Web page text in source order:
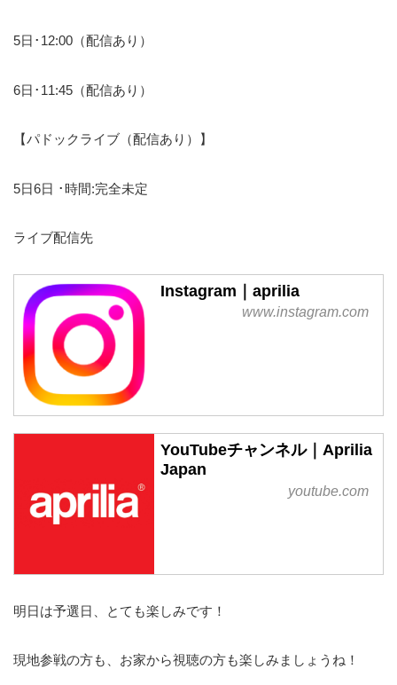
5日･12:00（配信あり）
6日･11:45（配信あり）
【パドックライブ（配信あり）】
5日6日 ･時間:完全未定
ライブ配信先
Instagram｜aprilia
www.instagram.com
YouTubeチャンネル｜Aprilia
Japan
youtube.com
明日は予選日、とても楽しみです！
現地参戦の方も、お家から視聴の方も楽しみましょうね！